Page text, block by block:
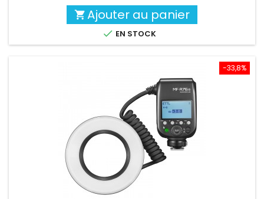
 Ajouter au panier
 EN STOCK
-33,8%